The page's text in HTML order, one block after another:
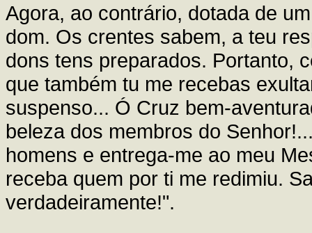
Agora, ao contrário, dotada de
dom. Os crentes sabem, a teu
dons tens preparados. Portanto,
que também tu me recebas
suspenso... Ó Cruz bem-
beleza dos membros do
homens e entrega-me ao meu
receba quem por ti me redimiu.
verdadeiramente!".